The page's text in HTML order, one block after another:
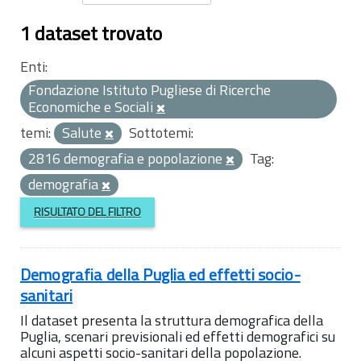
1 dataset trovato
Enti:
Fondazione Istituto Pugliese di Ricerche
Economiche e Sociali
temi: Salute
Sottotemi:
2816 demografia e popolazione
Tag:
demografia
RISULTATO DEL FILTRO
Demografia della Puglia ed effetti socio-
sanitari
Il dataset presenta la struttura demografica della
Puglia, scenari previsionali ed effetti demografici su
alcuni aspetti socio-sanitari della popolazione.